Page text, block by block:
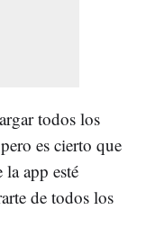
todos los
es cierto que
la app esté
de todos los